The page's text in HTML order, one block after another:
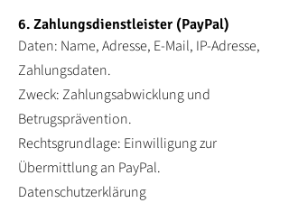
6. Zahlungsdienstleister (PayPal)
Daten: Name, Adresse, E-Mail, IP-Adresse,
Zahlungsdaten.
Zweck: Zahlungsabwicklung und
Betrugsprävention.
Rechtsgrundlage: Einwilligung zur
Übermittlung an PayPal.
Datenschutzerklärung